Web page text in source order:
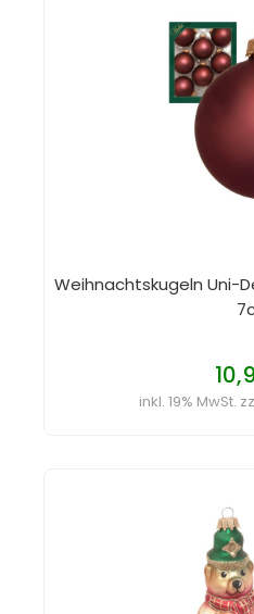
Weihnachtskugeln Uni-
inkl. 19% MwSt.